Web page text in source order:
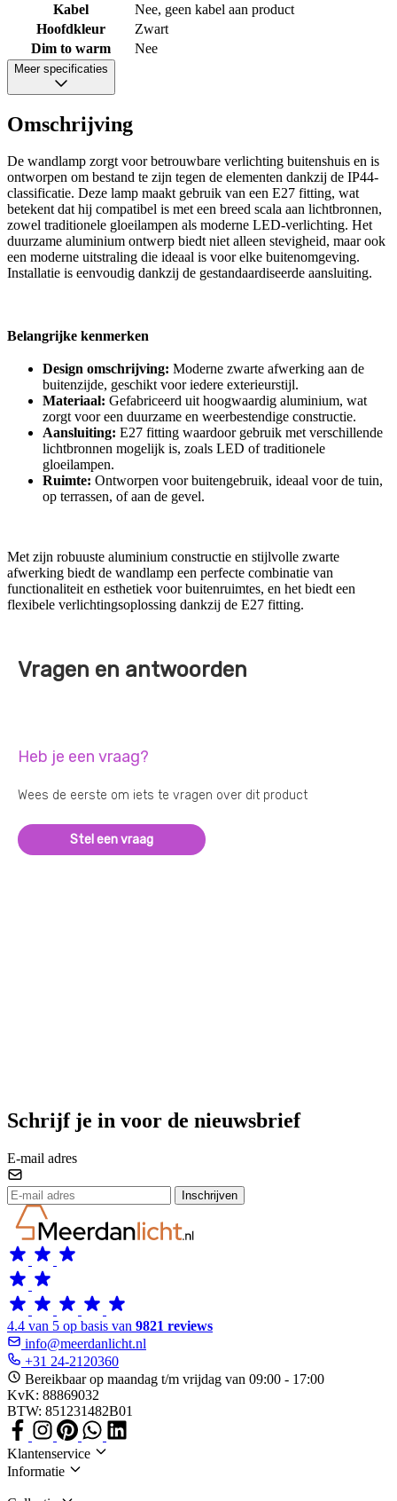
Kabel
Nee, geen kabel aan product
Hoofdkleur
Zwart
Dim to warm
Nee
Meer specificaties
Omschrijving
De wandlamp zorgt voor betrouwbare verlichting buitenshuis en is
ontworpen om bestand te zijn tegen de elementen dankzij de IP44-
classificatie. Deze lamp maakt gebruik van een E27 fitting, wat
betekent dat hij compatibel is met een breed scala aan lichtbronnen,
zowel traditionele gloeilampen als moderne LED-verlichting. Het
duurzame aluminium ontwerp biedt niet alleen stevigheid, maar ook
een moderne uitstraling die ideaal is voor elke buitenomgeving.
Installatie is eenvoudig dankzij de gestandaardiseerde aansluiting.
Belangrijke kenmerken
Design omschrijving: Moderne zwarte afwerking aan de
buitenzijde, geschikt voor iedere exterieurstijl.
Materiaal: Gefabriceerd uit hoogwaardig aluminium, wat
zorgt voor een duurzame en weerbestendige constructie.
Aansluiting: E27 fitting waardoor gebruik met verschillende
lichtbronnen mogelijk is, zoals LED of traditionele
gloeilampen.
Ruimte: Ontworpen voor buitengebruik, ideaal voor de tuin,
op terrassen, of aan de gevel.
Met zijn robuuste aluminium constructie en stijlvolle zwarte
afwerking biedt de wandlamp een perfecte combinatie van
functionaliteit en esthetiek voor buitenruimtes, en het biedt een
flexibele verlichtingsoplossing dankzij de E27 fitting.
Vragen en antwoorden
Heb je een vraag?
Wees de eerste om iets te vragen over dit product
Stel een vraag
Schrijf je in voor de nieuwsbrief
E-mail adres
Inschrijven
4.4 van 5 op basis van 9821 reviews
info@meerdanlicht.nl
+31 24-2120360
Bereikbaar op maandag t/m vrijdag van 09:00 - 17:00
KvK: 88869032
BTW: 851231482B01
Klantenservice
Informatie